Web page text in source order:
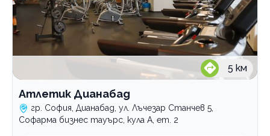
5 км
Атлетик Дианабад
гр. София, Дианабад, ул. Лъчезар Станчев 5,
Софарма бизнес тауърс, кула А, ет. 2
power fitball
power yoga
pump тренировка
гимнастика
зумба
йога
онлайн тренировка